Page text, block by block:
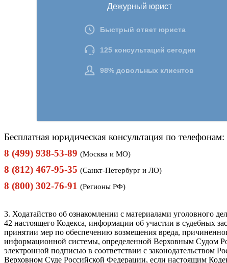
Бесплатная юридическая консультация по телефонам:
8 (499) 938-53-89 (Москва и МО)
8 (812) 467-95-35 (Санкт-Петербург и ЛО)
8 (800) 302-76-91 (Регионы РФ)
3. Ходатайство об ознакомлении с материалами уголовного
42 настоящего Кодекса, информации об участии в судебных
принятии мер по обеспечению возмещения вреда,
информационной системы, определенной Верховным Судом
электронной подписью в соответствии с
Верховном Суде Российской Федерации, если настоящим